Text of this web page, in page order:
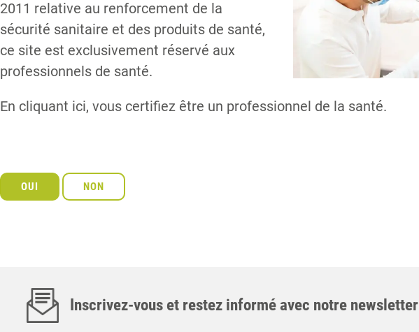
2011 relative au renforcement de la
sécurité sanitaire et des produits de santé,
ce site est exclusivement réservé aux
professionnels de santé.
En cliquant ici, vous certifiez être un professionnel de la santé.
Inscrivez-vous et restez informé avec notre newsletter